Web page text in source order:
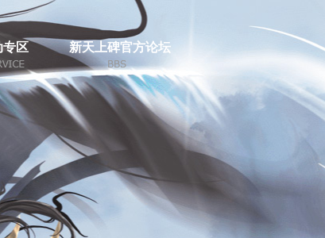
专区 新天上碑官方论坛